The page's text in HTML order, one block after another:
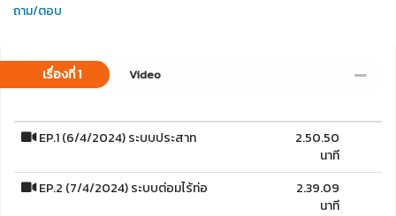
ถาม/ตอบ
เรื่องที่ 1 Video
EP.1 (6/4/2024) ระบบประสาท
2.50.50
นาที
EP.2 (7/4/2024) ระบบต่อมไร้ท่อ
2.39.09
นาที